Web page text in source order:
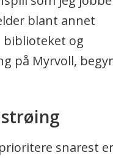
blant annet
og
på Myrvoll,
snarest er